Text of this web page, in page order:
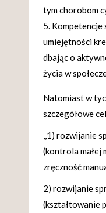
tym chorobom
Kompetencje
umiejętności
dbając o
życia w
Natomiast w
szczegółowe
,,1) rozwijanie
(kontrola małej
zręczność
2) rozwijanie
(kształtowanie